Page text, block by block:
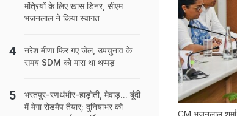
CM भजनलाल शर्मा
मंत्रियों के लिए खास डिनर, सीएम
भजनलाल ने किया स्वागत
नरेश मीणा फिर गए जेल, उपचुनाव के
समय SDM को मारा था थप्पड़
भरतपुर-रणथंभौर-हाड़ोती, मेवाड़... बूंदी
में मेगा रोडमैप तैयार; दुनियाभर को